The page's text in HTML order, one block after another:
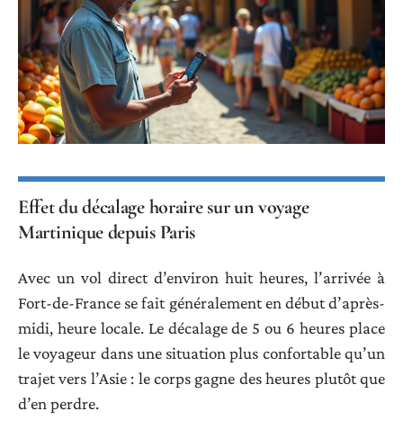
Effet du décalage horaire sur un voyage
Martinique depuis Paris
Avec un vol direct d’environ huit heures, l’arrivée à
Fort-de-France se fait généralement en début d’après-
midi, heure locale. Le décalage de 5 ou 6 heures place
le voyageur dans une situation plus confortable qu’un
trajet vers l’Asie : le corps gagne des heures plutôt que
d’en perdre.